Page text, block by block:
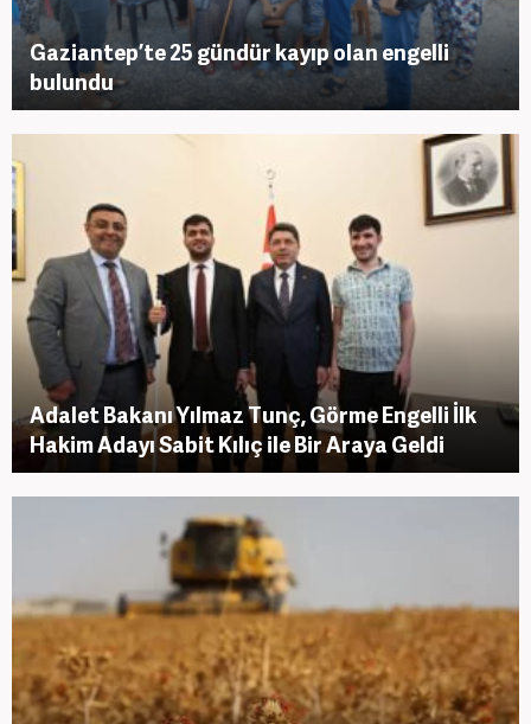
Gaziantep’te 25 gündür kayıp olan engelli
bulundu
Adalet Bakanı Yılmaz Tunç, Görme Engelli İlk
Hakim Adayı Sabit Kılıç ile Bir Araya Geldi